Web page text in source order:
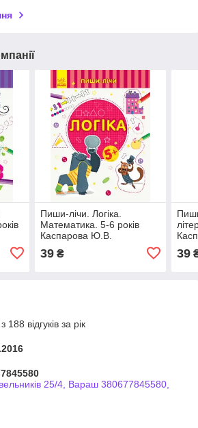
Пиши-лічи. Логіка.
Математика. 5-6 років
Каспарова Ю.В.
39₴ 39
відгуків за рік
25/4, Вараш 380677845580,